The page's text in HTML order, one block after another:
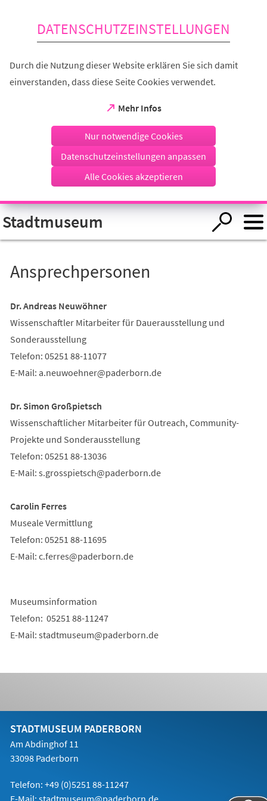
Visuelle
Assistenzsoftware
öffnen.
DATENSCHUTZEINSTELLUNGEN
Durch die Nutzung dieser Website erklären Sie sich damit
einverstanden, dass diese Seite Cookies verwendet.
Mehr Infos
(Öffnet
einem
neuen
Tab)
Nur notwendige Cookies
Datenschutzeinstellungen anpassen
Alle Cookies akzeptieren
Stadtmuseum
Ansprechpersonen
Dr. Andreas Neuwöhner
Wissenschaftler Mitarbeiter für Dauerausstellung und
Sonderausstellung
Telefon: 05251 88-11077
E-Mail: a.neuwoehner paderborn de
Dr. Simon Großpietsch
Wissenschaftlicher Mitarbeiter für Outreach, Community-
Projekte und Sonderausstellung
Telefon: 05251 88-13036
E-Mail: s.grosspietsch paderborn de
Carolin Ferres
Museale Vermittlung
Telefon: 05251 88-11695
E-Mail: c.ferres paderborn de
Museumsinformation
Telefon: 05251 88-11247
E-Mail: stadtmuseum paderborn de
STADTMUSEUM PADERBORN
Am Abdinghof 11
33098 Paderborn
Telefon: +49 (0)5251 88-11247
E-Mail: stadtmuseum@paderborn.de